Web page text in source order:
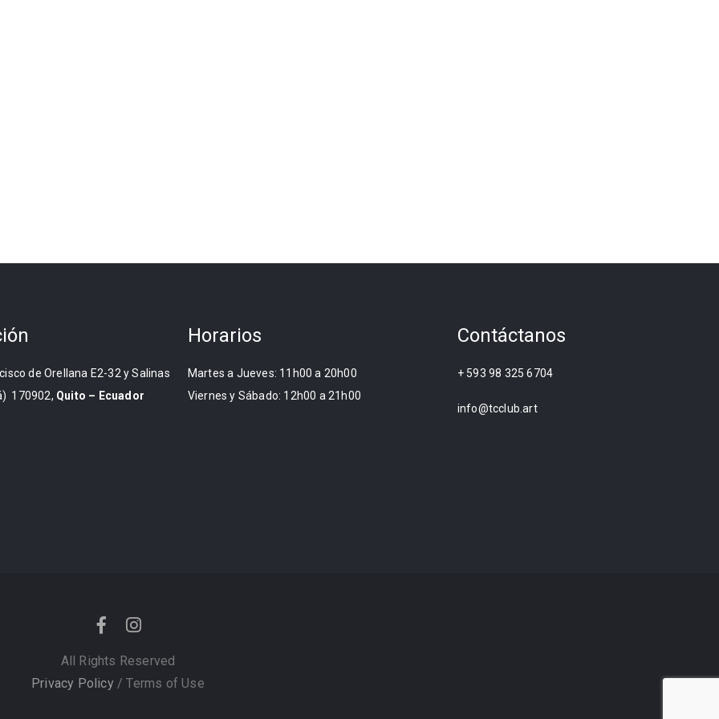
de Orellana E2-32 y Salinas
170902, Quito – Ecuador
Horarios
Martes a Jueves: 11h00 a 20h00
Viernes y Sábado: 12h00 a 21h00
Contáctanos
+ 593 98 325 6704
info@tcclub.art
All Rights Reserved
Privacy Policy / Terms of Use